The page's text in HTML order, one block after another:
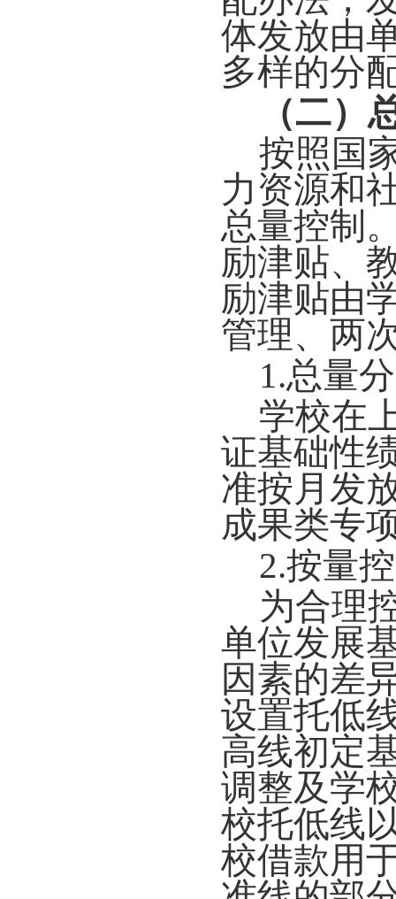
体发放由
多样的分
（二）
按照国
力资源和
总量控制
励津贴、
励津贴由
管理、两
1.总量
学校在
证基础性
准按月发
成果类专
2.按量
为合理
单位发展
因素的差
设置托低
高线初定
调整及学
校托低线
校借款用